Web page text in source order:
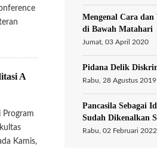
A
Program
Kamis,
Mengenal Cara
di Bawah Matahari
Jumat, 03 April 2020
Pidana Delik
Rabu, 28 Agustus 2019
Pancasila Sebagai
Sudah Dikenalkan
Rabu, 02 Februari 2022